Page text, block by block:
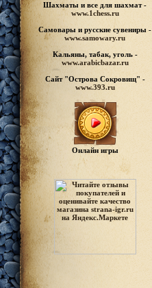
Шахматы и все для шахмат -
www.1chess.ru
Самовары и русские сувениры -
www.samowary.ru
Кальяны, табак, уголь -
www.arabicbazar.ru
Сайт "Острова Сокровищ" -
www.393.ru
Онлайн игры